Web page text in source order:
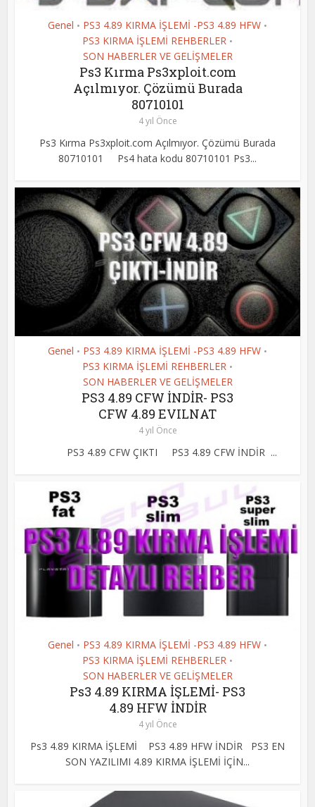
Genel • PS3 4.89 KIRMA İŞLEMİ -PS3 4.89 HFW •
PS3 KIRMA İŞLEMİ REHBERLER •
SON HABERLER VE GELİŞMELER
Ps3 Kırma Ps3xploit.com
Açılmıyor. Çözümü Burada
80710101
4 yıl Önce
Ps3 Kırma Ps3xploit.com Açılmıyor. Çözümü Burada
80710101 Ps4 hata kodu 80710101 Ps3...
Genel • PS3 4.89 KIRMA İŞLEMİ -PS3 4.89 HFW •
PS3 KIRMA İŞLEMİ REHBERLER •
SON HABERLER VE GELİŞMELER
PS3 4.89 CFW İNDİR- PS3
CFW 4.89 EVILNAT
4 yıl Önce
PS3 4.89 CFW ÇIKTI PS3 4.89 CFW İNDİR ...
Genel • PS3 4.89 KIRMA İŞLEMİ -PS3 4.89 HFW •
PS3 KIRMA İŞLEMİ REHBERLER •
SON HABERLER VE GELİŞMELER
Ps3 4.89 KIRMA İŞLEMİ- PS3
4.89 HFW İNDİR
4 yıl Önce
Ps3 4.89 KIRMA İŞLEMİ PS3 4.89 HFW İNDİR PS3 EN
SON YAZILIMI 4.89 KIRMA İŞLEMİ İÇİN...